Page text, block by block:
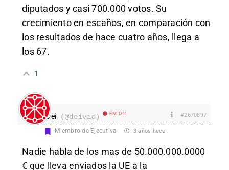
diputados y casi 700.000 votos. Su
crecimiento en escaños, en comparación con
los resultados de hace cuatro años, llega a
los 67.
1
Dei_ (@deivid) EM Off #2670897
Miembro de Ejecutiva 3 años hace
Nadie habla de los mas de 50.000.000.0000
€ que lleva enviados la UE a la